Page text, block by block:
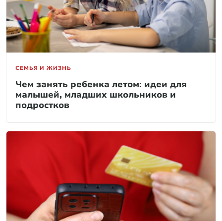
СЕМЬЯ И ЖИЗНЬ
Чем занять ребенка летом: идеи для
малышей, младших школьников и
подростков